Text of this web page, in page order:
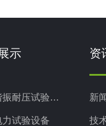
示
变频谐振耐压试验装置
力试验设备
资
新
技